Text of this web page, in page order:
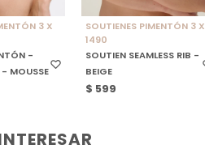
3 X
-
- MOUSSE
SOUTIENES PIMENTÓN 3 X
1490
SOUTIEN SEAMLESS RIB -
BEIGE
$ 599